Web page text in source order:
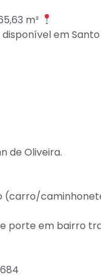
m²
em
de Oliveira.
(carro/
porte em bairro